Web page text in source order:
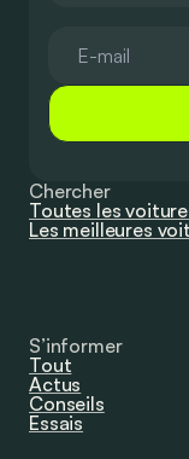
Chercher
Toutes les
Les meilleures
S’informer
Tout
Actus
Conseils
Essais